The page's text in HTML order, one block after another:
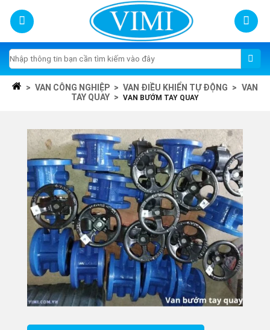
content
Tìm
kiếm:
> VAN CÔNG NGHIỆP > VAN ĐIỀU KHIỂN TỰ ĐỘNG > VAN
TAY QUAY > VAN BƯỚM TAY QUAY